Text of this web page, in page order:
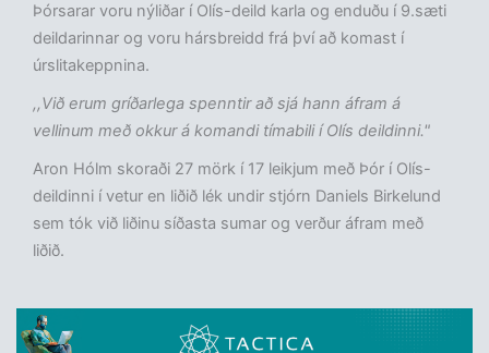
Þórsarar voru nýliðar í Olís-deild karla og enduðu í 9.sæti
deildarinnar og voru hársbreidd frá því að komast í
úrslitakeppnina.
,,Við erum gríðarlega spenntir að sjá hann áfram á
vellinum með okkur á komandi tímabili í Olís deildinni."
Aron Hólm skoraði 27 mörk í 17 leikjum með Þór í Olís-
deildinni í vetur en liðið lék undir stjórn Daniels Birkelund
sem tók við liðinu síðasta sumar og verður áfram með
liðið.